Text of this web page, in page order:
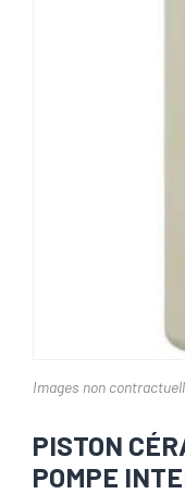
Images non
PISTON
POMPE